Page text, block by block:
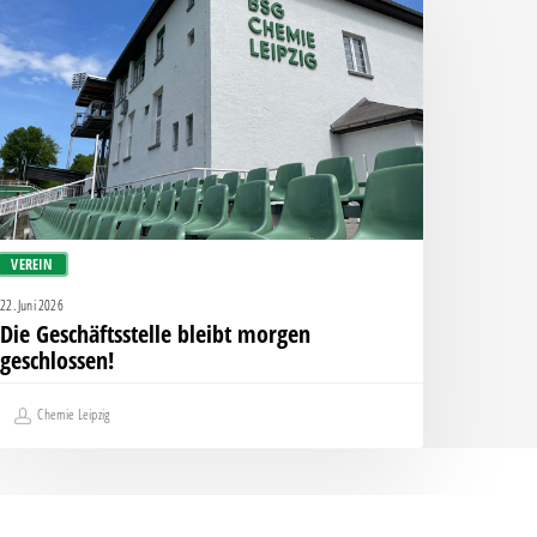
VEREIN
geschlossen!
22. Juni 2026
Die Geschäftsstelle bleibt morgen
geschlossen!
Chemie Leipzig